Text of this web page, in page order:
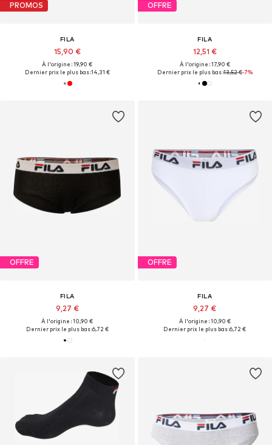
PROMOS
FILA
15,90 €
À l'origine : 19,90 €
Dernier prix le plus bas :14,31 €
OFFRE
FILA
12,51 €
À l'origine : 17,90 €
Dernier prix le plus bas :13,52 €-7%
OFFRE
FILA
9,27 €
À l'origine : 10,90 €
Dernier prix le plus bas :6,72 €
OFFRE
FILA
9,27 €
À l'origine : 10,90 €
Dernier prix le plus bas :6,72 €